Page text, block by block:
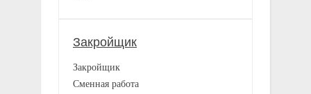
Закройщик
Закройщик
Сменная работа